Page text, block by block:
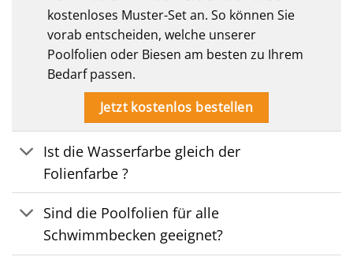
kostenloses Muster-Set an. So können Sie
vorab entscheiden, welche unserer
Poolfolien oder Biesen am besten zu Ihrem
Bedarf passen.
Jetzt kostenlos bestellen
Ist die Wasserfarbe gleich der
Folienfarbe ?
Sind die Poolfolien für alle
Schwimmbecken geeignet?